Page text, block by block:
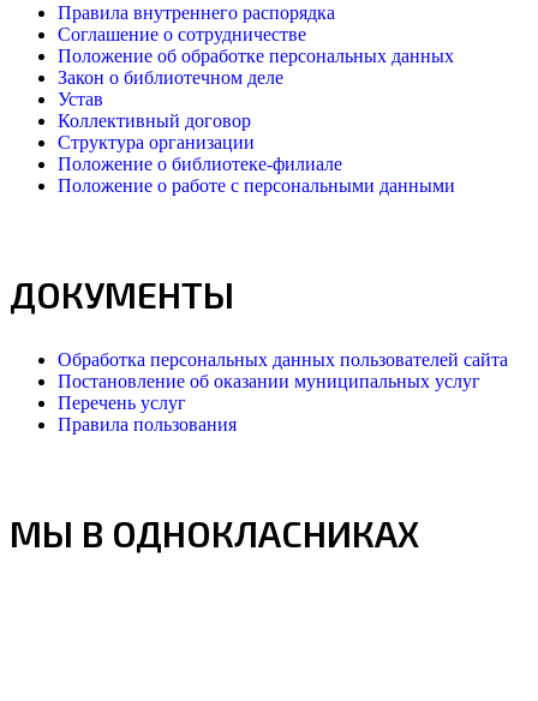
Правила внутреннего распорядка
Соглашение о сотрудничестве
Положение об обработке персональных данных
Закон о библиотечном деле
Устав
Коллективный договор
Структура организации
Положение о библиотеке-филиале
Положение о работе с персональными данными
ДОКУМЕНТЫ
Обработка персональных данных пользователей сайта
Постановление об оказании муниципальных услуг
Перечень услуг
Правила пользования
МЫ В ОДНОКЛАСНИКАХ